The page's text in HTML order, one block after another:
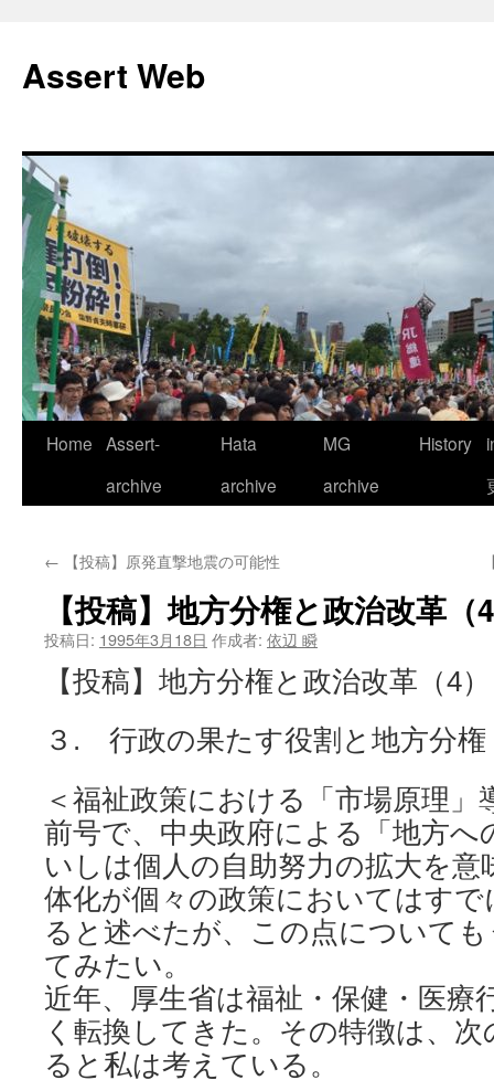
テ
ン
ス
キ
ッ
プ
Assert Web
Home Assert-
archive
Hata
archive
MG
archive
History
← 【投稿】原発直撃地震の可能性
【投稿】地方分権と政治改革（
投稿日: 1995年3月18日 作成者: 依辺 瞬
【投稿】地方分権と政治改革（4）
３. 行政の果たす役割と地方分権
＜福祉政策における「市場原理」
前号で、中央政府による「地方へ
いしは個人の自助努力の拡大を意
体化が個々の政策においてはす
ると述べたが、この点について
てみたい。
近年、厚生省は福祉・保健・医療
く転換してきた。その特徴は、
ると私は考えている。